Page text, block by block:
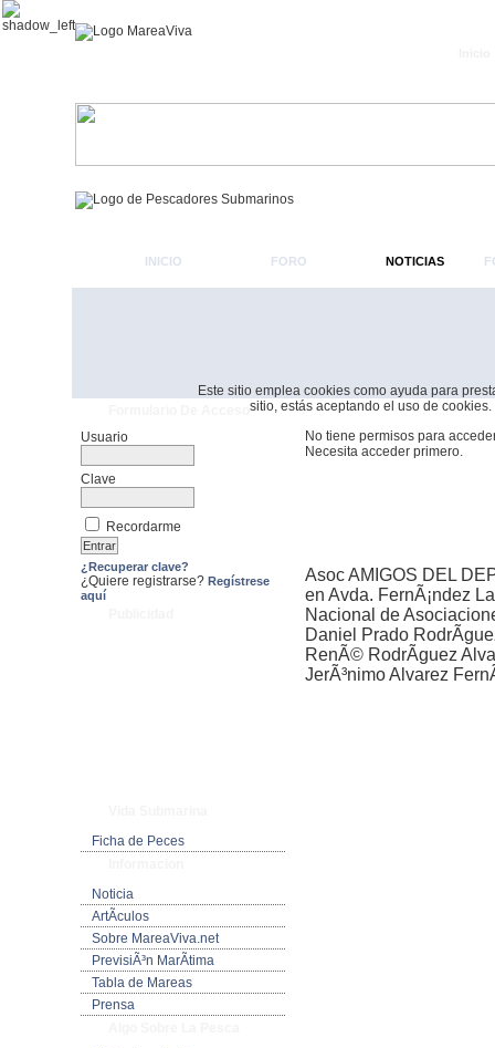
Este sitio emplea cookies como ayuda para
sitio, estás aceptando el uso de cookies.
INICIO FORO NOTICIAS
Usuario
Clave
Recordarme
¿Recuperar clave?
¿Quiere registrarse? Regístrese
aquí
Ficha de Peces
Noticia
ArtÃ­culos
Sobre MareaViva.net
PrevisiÃ³n MarÃ­tima
Tabla de Mareas
Prensa
No tiene permisos para
Necesita acceder primero.
Asoc AMIGOS DEL
en Avda. FernÃ¡ndez
Nacional de
Daniel Prado
RenÃ© RodrÃ­guez
JerÃ³nimo Alvarez